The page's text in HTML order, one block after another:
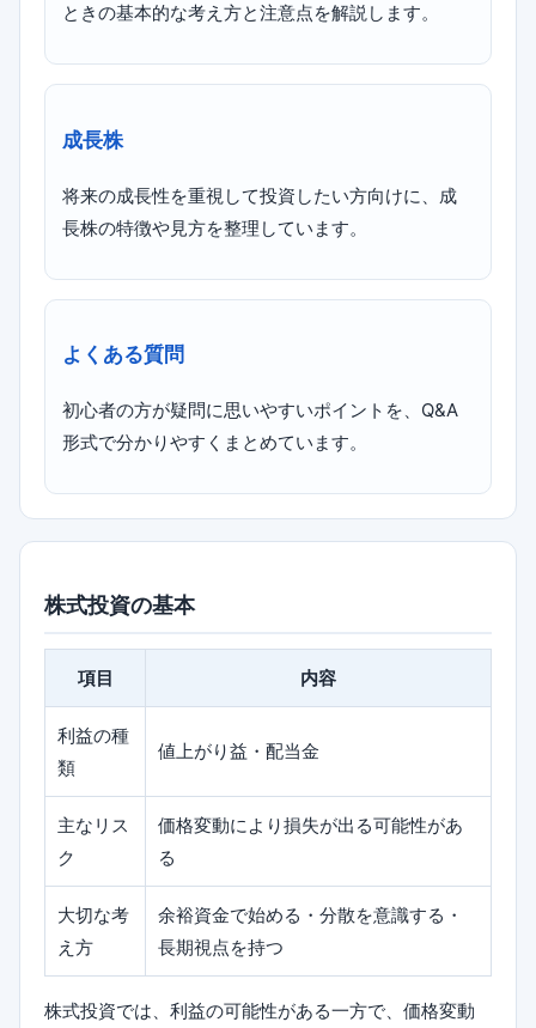
ときの基本的な考え方と注意点を解説します。
成長株
将来の成長性を重視して投資したい方向けに、成
長株の特徴や見方を整理しています。
よくある質問
初心者の方が疑問に思いやすいポイントを、Q&A
形式で分かりやすくまとめています。
株式投資の基本
項目 内容
利益の種
類
値上がり益・配当金
主なリス
ク
価格変動により損失が出る可能性があ
る
大切な考
え方
余裕資金で始める・分散を意識する・
長期視点を持つ
株式投資では、利益の可能性がある一方で、価格変動